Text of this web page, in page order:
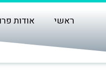
ראשי אודות